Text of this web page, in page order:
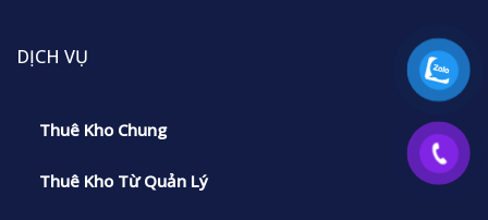
DỊCH VỤ
Thuê Kho Chung
Thuê Kho Từ Quản Lý